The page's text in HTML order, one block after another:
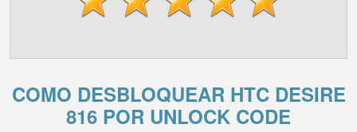
COMO DESBLOQUEAR HTC DESIRE
816 POR UNLOCK CODE